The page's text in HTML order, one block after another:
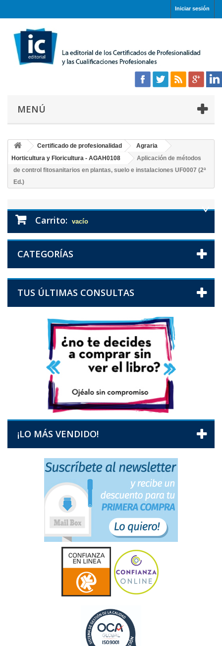
Iniciar sesión
MENÚ
Certificado de profesionalidad
Agraria
Horticultura y Floricultura - AGAH0108
Aplicación de métodos
de control fitosanitarios en plantas, suelo e instalaciones UF0007 (2ª
Ed.)
Carrito: vacío
CATEGORÍAS
TUS ÚLTIMAS CONSULTAS
¡LO MÁS VENDIDO!